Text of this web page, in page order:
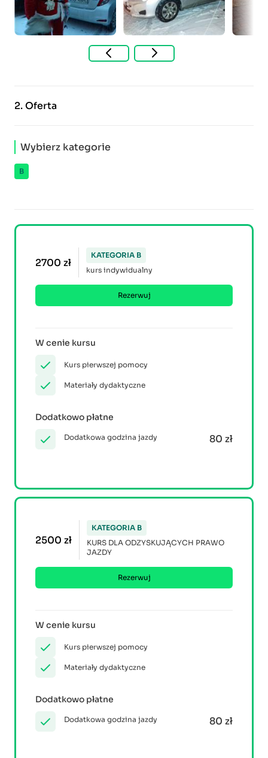
2.Oferta
Wybierz kategorie
B
2700 zł
KATEGORIA B
kurs indywidualny
Rezerwuj
W cenie kursu
Kurs pierwszej pomocy
Materiały dydaktyczne
Dodatkowo płatne
Dodatkowa godzina jazdy 80 zł
2500 zł
KATEGORIA B
KURS DLA ODZYSKUJĄCYCH PRAWO
JAZDY
Rezerwuj
W cenie kursu
Kurs pierwszej pomocy
Materiały dydaktyczne
Dodatkowo płatne
Dodatkowa godzina jazdy 80 zł